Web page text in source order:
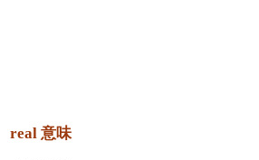
real 意味